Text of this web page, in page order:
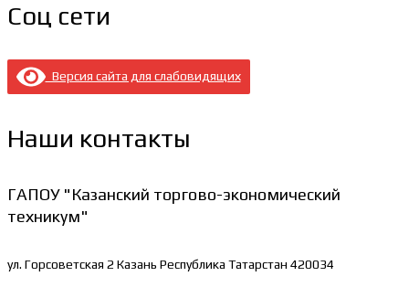
Соц сети
Версия сайта для слабовидящих
Наши контакты
ГАПОУ "Казанский торгово-экономический
техникум"
ул. Горсоветская 2 Казань Республика Татарстан 420034